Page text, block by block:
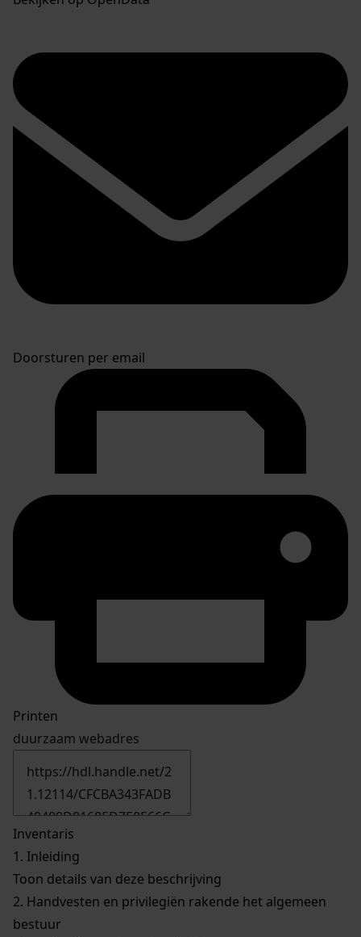
Doorsturen per email
Printen
duurzaam webadres
Inventaris
1. Inleiding
Toon details van deze beschrijving
2. Handvesten en privilegiën rakende het algemeen
bestuur